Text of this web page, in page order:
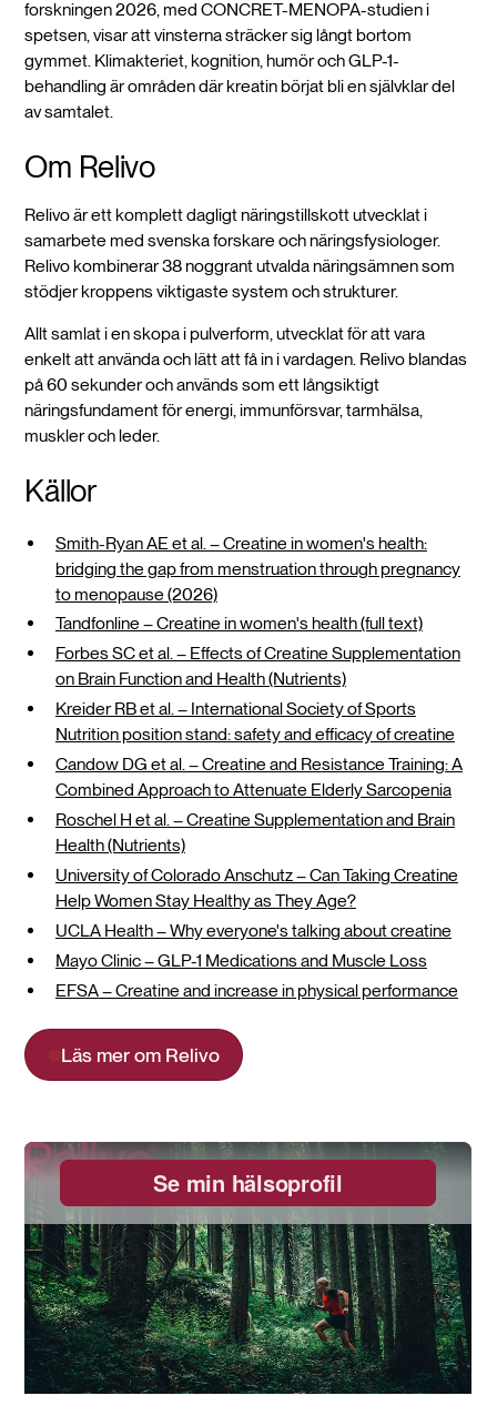
forskningen 2026, med CONCRET-MENOPA-studien i
spetsen, visar att vinsterna sträcker sig långt bortom
gymmet. Klimakteriet, kognition, humör och GLP-1-
behandling är områden där kreatin börjat bli en självklar del
av samtalet.
Om Relivo
Relivo är ett komplett dagligt näringstillskott utvecklat i
samarbete med svenska forskare och näringsfysiologer.
Relivo kombinerar 38 noggrant utvalda näringsämnen som
stödjer kroppens viktigaste system och strukturer.
Allt samlat i en skopa i pulverform, utvecklat för att vara
enkelt att använda och lätt att få in i vardagen. Relivo blandas
på 60 sekunder och används som ett långsiktigt
näringsfundament för energi, immunförsvar, tarmhälsa,
muskler och leder.
Källor
Smith-Ryan AE et al. – Creatine in women's health:
bridging the gap from menstruation through pregnancy
to menopause (2026)
Tandfonline – Creatine in women's health (full text)
Forbes SC et al. – Effects of Creatine Supplementation
on Brain Function and Health (Nutrients)
Kreider RB et al. – International Society of Sports
Nutrition position stand: safety and efficacy of creatine
Candow DG et al. – Creatine and Resistance Training: A
Combined Approach to Attenuate Elderly Sarcopenia
Roschel H et al. – Creatine Supplementation and Brain
Health (Nutrients)
University of Colorado Anschutz – Can Taking Creatine
Help Women Stay Healthy as They Age?
UCLA Health – Why everyone's talking about creatine
Mayo Clinic – GLP-1 Medications and Muscle Loss
EFSA – Creatine and increase in physical performance
Läs mer om Relivo